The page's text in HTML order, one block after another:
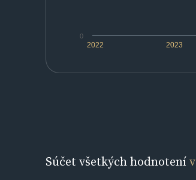
2022 2023
0
Súčet všetkých hodnotení